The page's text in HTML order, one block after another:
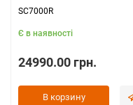
SC7000R
Є в наявності
24990.00 грн.
В корзину